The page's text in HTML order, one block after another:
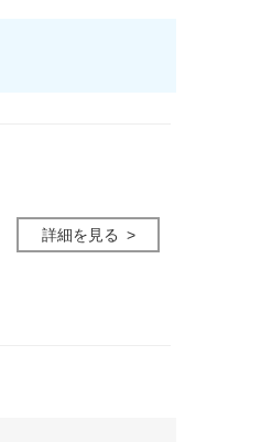
詳細を見る